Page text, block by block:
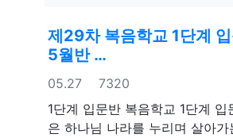
제29차 복음학교 1단계
5월반 …
등록일
05.27 조회
7320
1단계 입문반 복음학교 1단계 입
은 하나님 나라를 누리며 살아